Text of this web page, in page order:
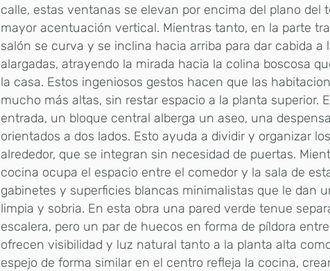
calle, estas ventanas se elevan por encima del plano del
mayor acentuación vertical. Mientras tanto, en la parte
salón se curva y se inclina hacia arriba para dar cabida a
alargadas, atrayendo la mirada hacia la colina boscosa
la casa. Estos ingeniosos gestos hacen que las
mucho más altas, sin restar espacio a la planta superior.
entrada, un bloque central alberga un aseo, una
orientados a dos lados. Esto ayuda a dividir y organizar
alrededor, que se integran sin necesidad de puertas.
cocina ocupa el espacio entre el comedor y la sala de
gabinetes y superficies blancas minimalistas que le dan
limpia y sobria. En esta obra una pared verde tenue
escalera, pero un par de huecos en forma de píldora
ofrecen visibilidad y luz natural tanto a la planta alta
espejo de forma similar en el centro refleja la cocina,